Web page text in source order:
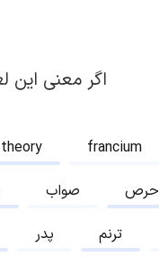
اگر معنی این
francium
صواب حرص
پدر ترنم